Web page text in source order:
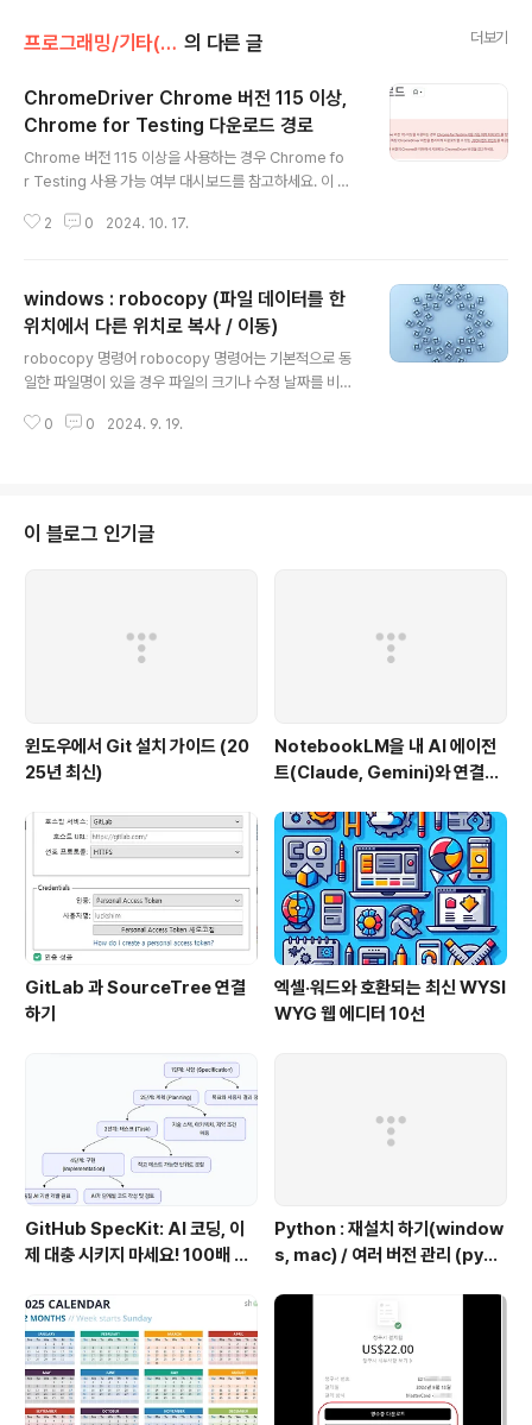
프로그래밍/기타(툴) 의 다른 글 더보기
ChromeDriver Chrome 버전 115 이상,
Chrome for Testing 다운로드 경로
Chrome 버전 115 이상을 사용하는 경우 Chrome fo
r Testing 사용 가능 여부 대시보드를 참고하세요. 이 페
로드할 수 있는 JSON 엔드포인트를 제공합니다. http
hrome for Developers이 페이지는 Cloud Translati
on API를 통해 번역되었습니다. 다운로드 컬렉션을 사용
해 정리하기 내 환경설정을 기준으로 콘텐츠를 저장하고
분류하세요. 달리 명시되지 않는 한 이 페이지의 콘텐츠de
신 크로..
2 0 2024. 10. 17.
windows : robocopy (파일 데이터를 한
위치에서 다른 위치로 복사 / 이동)
robocopy 명령어 robocopy 명령어는 기본적으로 동
일한 파일명이 있을 경우 파일의 크기나 수정 날짜를 비교
를 경우 해당 파일을 덮어씁니다. 그러나, 파일을 덮어쓰지
복사하지 않음 (원본 파일이 새 파일일 경우 복사를 건너
뜀)./XO: 오래된 파일을 덮어쓰지 않음 (대상 파일이 더 새
0 0 2024. 9. 19.
이 블로그 인기글
윈도우에서 Git 설치 가이드 (20
25년 최신)
NotebookLM을 내 AI 에이전
트(Claude, Gemini)와 연결하
GitLab 과 SourceTree 연결
하기
엑셀·워드와 호환되는 최신 WYSI
WYG 웹 에디터 10선
GitHub SpecKit: AI 코딩, 이
제 대충 시키지 마세요! 100배 똑
Python : 재설치 하기(window
s, mac) / 여러 버전 관리 (pyen